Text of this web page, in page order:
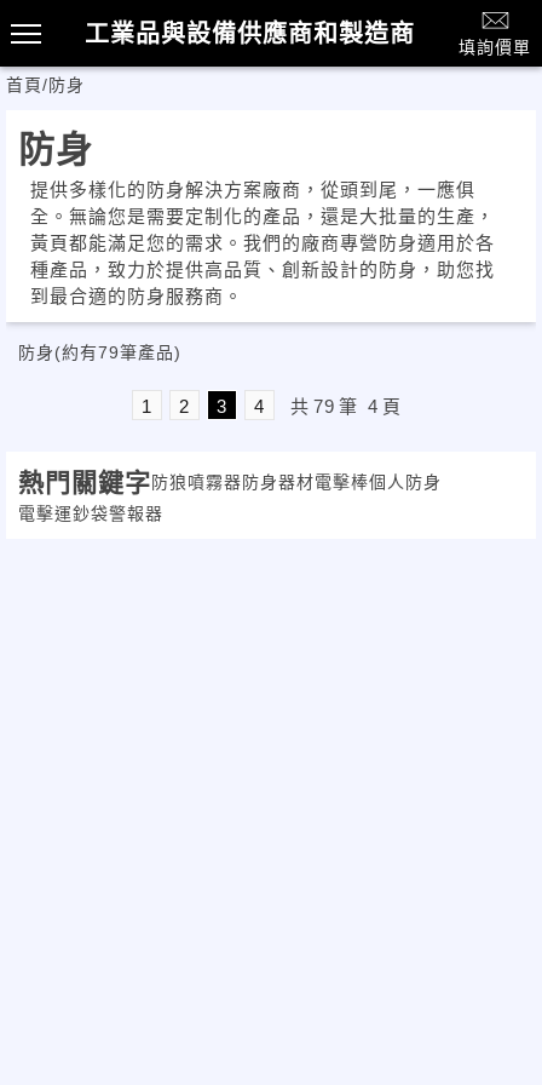
工業品與設備供應商和製造商
填詢價單
首頁/防身
防身
提供多樣化的防身解決方案廠商，從頭到尾，一應俱
全。無論您是需要定制化的產品，還是大批量的生產，
黃頁都能滿足您的需求。我們的廠商專營防身適用於各
種產品，致力於提供高品質、創新設計的防身，助您找
到最合適的防身服務商。
防身(約有79筆產品)
1 2 3 4 共 79 筆 4 頁
熱門關鍵字防狼噴霧器防身器材電擊棒個人防身
電擊運鈔袋警報器